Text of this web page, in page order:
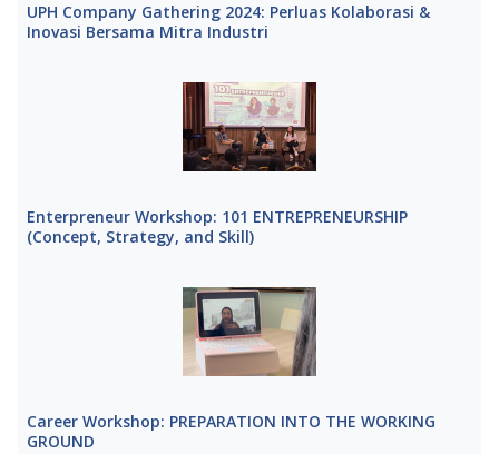
UPH Company Gathering 2024: Perluas Kolaborasi &
Inovasi Bersama Mitra Industri
Enterpreneur Workshop: 101 ENTREPRENEURSHIP
(Concept, Strategy, and Skill)
Career Workshop: PREPARATION INTO THE WORKING
GROUND